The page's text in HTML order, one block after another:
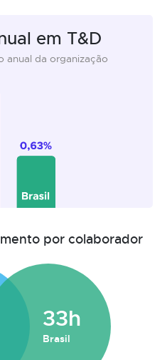
em T&D
anual da organização
por colaborador
33h
Brasil